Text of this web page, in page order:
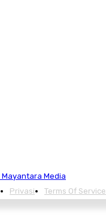
Mayantara Media
Privasi Terms Of Service